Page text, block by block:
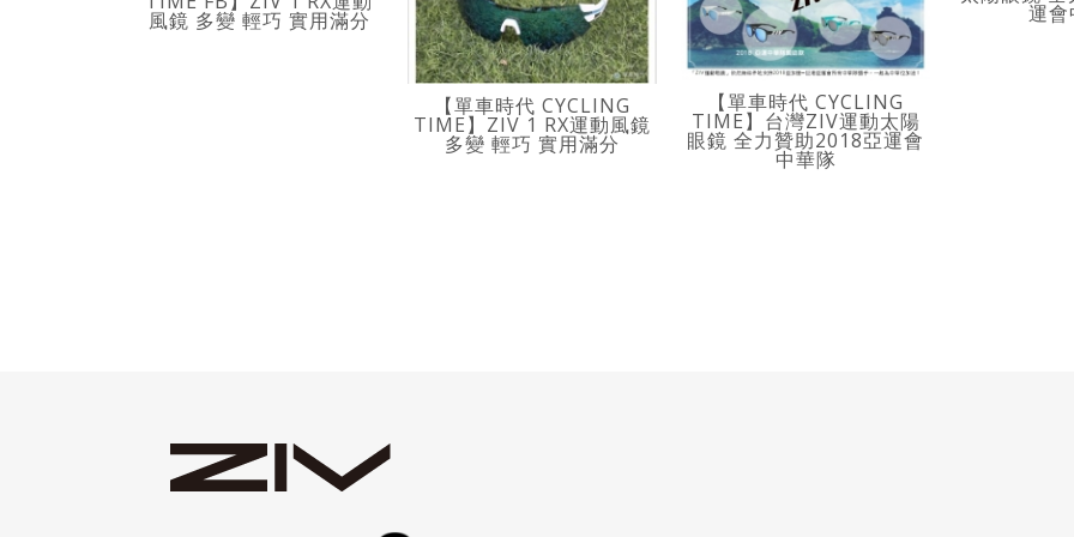
風鏡 多變 輕巧 實用滿分
【單車時代 CYCLING
TIME】ZIV 1 RX運動風鏡
多變 輕巧 實用滿分
【單車時代 CYCLING
TIME】台灣ZIV運動太陽
眼鏡 全力贊助2018亞運會
中華隊
運